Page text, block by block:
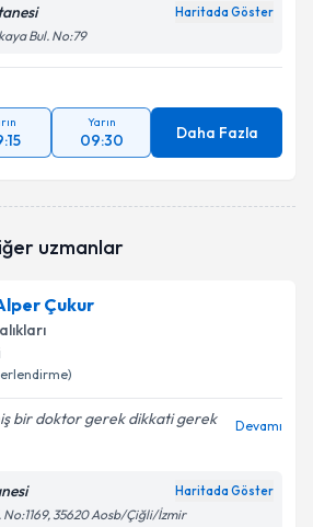
Haritada Göster
Bul. No:79
Yarın
09:30 Daha Fazla
uzmanlar
Çukur
bir doktor gerek dikkati gerek
Devamı
Haritada Göster
No:1169, 35620 Aosb/Çiğli/İzmir